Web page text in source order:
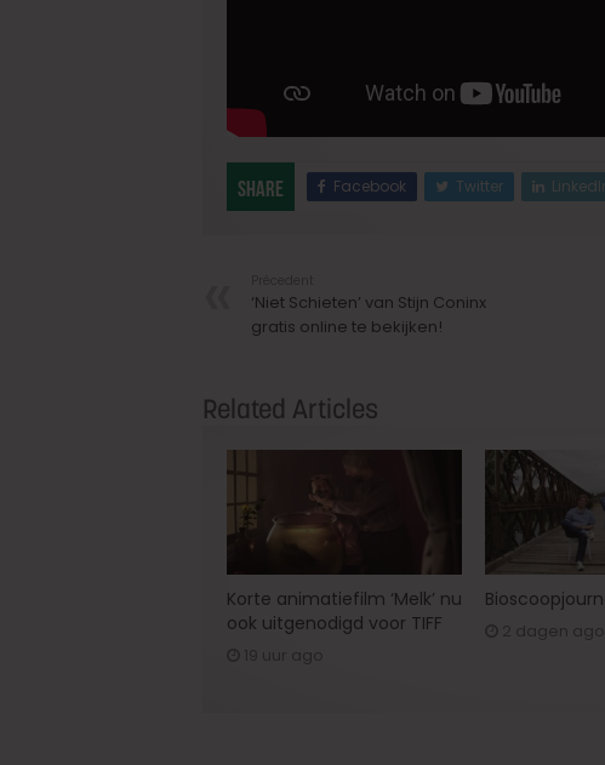
Share Facebook Twitter
‘Niet Schieten’ van Stijn Coninx
gratis online te bekijken!
Related Articles
Korte animatiefilm ‘Melk’ nu
ook uitgenodigd voor TIFF
19 uur ago
2 dagen ago